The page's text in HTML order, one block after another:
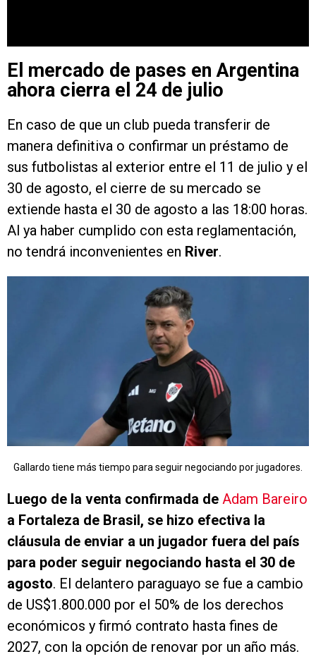
El mercado de pases en Argentina
ahora cierra el 24 de julio
En caso de que un club pueda transferir de
manera definitiva o confirmar un préstamo de
sus futbolistas al exterior entre el 11 de julio y el
30 de agosto, el cierre de su mercado se
extiende hasta el 30 de agosto a las 18:00 horas.
Al ya haber cumplido con esta reglamentación,
no tendrá inconvenientes en River.
Gallardo tiene más tiempo para seguir negociando por jugadores.
Luego de la venta confirmada de Adam Bareiro
a Fortaleza de Brasil, se hizo efectiva la
cláusula de enviar a un jugador fuera del país
para poder seguir negociando hasta el 30 de
agosto. El delantero paraguayo se fue a cambio
de US$1.800.000 por el 50% de los derechos
económicos y firmó contrato hasta fines de
2027, con la opción de renovar por un año más.